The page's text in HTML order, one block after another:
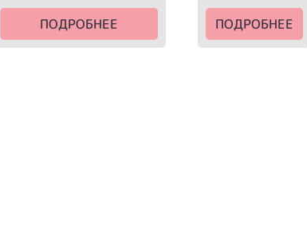
ПОДРОБНЕЕ ПОДРОБНЕЕ